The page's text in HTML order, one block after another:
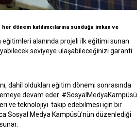
dönem katılımcılarına sunduğu imkan ve
alanında projeli ilk eğitimi sunan
seviyeye ulaşabileceğinizi garanti
dahil oldukları eğitim dönemi sonrasında
devam eder. #SosyalMedyaKampüsü
ve teknolojiyi takip edebilmesi için bir
Sosyal Medya Kampüsü’nün düzenlediği